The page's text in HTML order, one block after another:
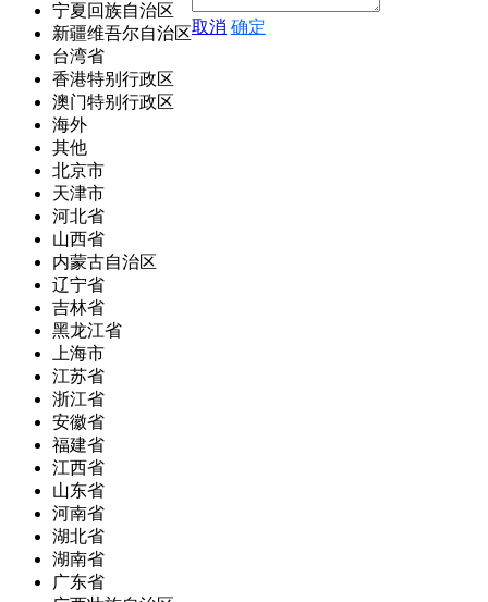
宁夏回族自治区
新疆维吾尔自治区
台湾省
香港特别行政区
澳门特别行政区
海外
其他
北京市
天津市
河北省
山西省
内蒙古自治区
辽宁省
吉林省
黑龙江省
上海市
江苏省
浙江省
安徽省
福建省
江西省
山东省
河南省
湖北省
湖南省
广东省
取消 确定